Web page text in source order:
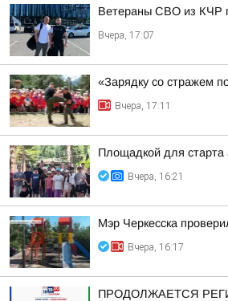
Ветераны СВО из КЧР
Вчера, 17:07
«Зарядку со стражем
Вчера, 17:11
Площадкой для старта
Вчера, 16:21
Мэр Черкесска
Вчера, 16:17
ПРОДОЛЖАЕТСЯ